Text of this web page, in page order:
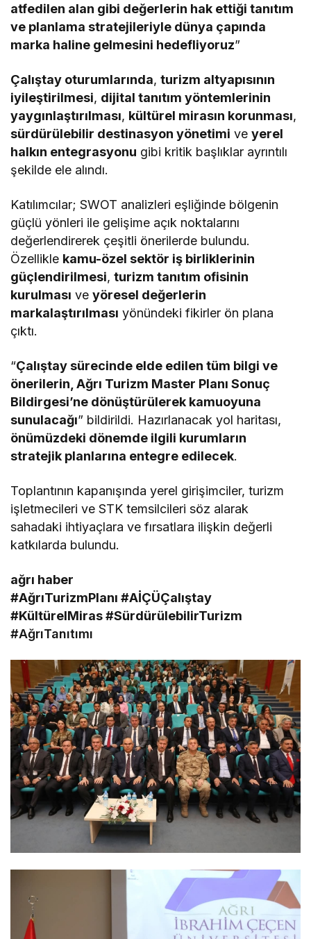
atfedilen alan gibi değerlerin hak ettiği tanıtım
ve planlama stratejileriyle dünya çapında
marka haline gelmesini hedefliyoruz”
Çalıştay oturumlarında,turizm altyapısının
iyileştirilmesi, dijital tanıtım yöntemlerinin
yaygınlaştırılması, kültürel mirasın korunması,
sürdürülebilir destinasyon yönetimi veyerel
halkın entegrasyonu gibi kritik başlıklar ayrıntılı
şekilde ele alındı.
Katılımcılar; SWOT analizleri eşliğinde bölgenin
güçlü yönleri ile gelişime açık noktalarını
değerlendirerek çeşitli önerilerde bulundu.
Özellikle kamu-özel sektör iş birliklerinin
güçlendirilmesi,turizm tanıtım ofisinin
kurulması veyöresel değerlerin
markalaştırılması yönündeki fikirler ön plana
çıktı.
“Çalıştay sürecinde elde edilen tüm bilgi ve
önerilerin, Ağrı Turizm Master Planı Sonuç
Bildirgesi’ne dönüştürülerek kamuoyuna
sunulacağı” bildirildi. Hazırlanacak yol haritası,
önümüzdeki dönemde ilgili kurumların
stratejik planlarına entegre edilecek.
Toplantının kapanışında yerel girişimciler, turizm
işletmecileri ve STK temsilcileri söz alarak
sahadaki ihtiyaçlara ve fırsatlara ilişkin değerli
katkılarda bulundu.
ağrı haber
#AğrıTurizmPlanı #AİÇÜÇalıştay
#KültürelMiras #SürdürülebilirTurizm
#AğrıTanıtımı